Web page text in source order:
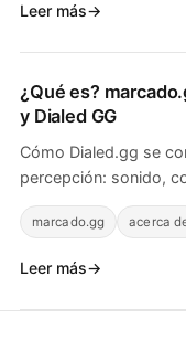
Leer más
¿Qué es?
y Dialed GG
Cómo Dialed.gg se
percepción: sonido,
marcado.gg acerca
Leer más